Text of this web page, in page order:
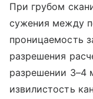
При грубом
сужения между
проницаемость
разрешения
разрешении 3–4
извилистость